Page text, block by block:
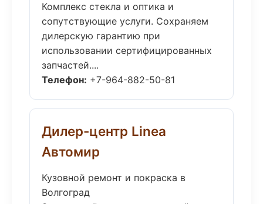
Комплекс стекла и оптика и
сопутствующие услуги. Сохраняем
дилерскую гарантию при
использовании сертифицированных
запчастей....
Телефон: +7-964-882-50-81
Дилер-центр Linea
Автомир
Кузовной ремонт и покраска в
Волгоград